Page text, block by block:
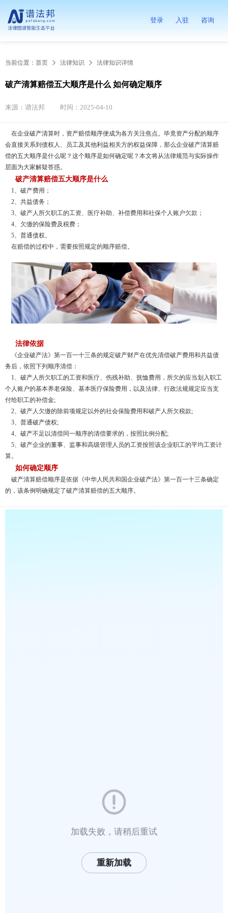
登录 入驻 咨询
当前位置： 首页 法律知识 法律知识详情
破产清算赔偿五大顺序是什么 如何确定顺序
来源：谱法邦 时间：2025-04-10
在企业破产清算时，资产赔偿顺序便成为各方关注焦点。毕竟资产分配的顺序
会直接关系到债权人、员工及其他利益相关方的权益保障，那么企业破产清算赔
偿的五大顺序是什么呢？这个顺序是如何确定呢？本文将从法律规范与实际操作
层面为大家解疑答惑。
破产清算赔偿五大顺序是什么
1、破产费用；
2、共益债务；
3、破产人所欠职工的工资、医疗补助、补偿费用和社保个人账户欠款；
4、欠缴的保险费及税费；
5、普通债权。
在赔偿的过程中，需要按照规定的顺序赔偿。
法律依据
《企业破产法》第一百一十三条的规定破产财产在优先清偿破产费用和共益债
务后，依照下列顺序清偿：
1、破产人所欠职工的工资和医疗、伤残补助、抚恤费用，所欠的应当划入职工
个人账户的基本养老保险、基本医疗保险费用，以及法律、行政法规规定应当支
付给职工的补偿金;
2、破产人欠缴的除前项规定以外的社会保险费用和破产人所欠税款;
3、普通破产债权;
4、破产不足以清偿同一顺序的清偿要求的，按照比例分配;
5、破产企业的董事、监事和高级管理人员的工资按照该企业职工的平均工资计
算。
如何确定顺序
破产清算赔偿顺序是依据《中华人民共和国企业破产法》第一百一十三条确定
的，该条例明确规定了破产清算赔偿的五大顺序。